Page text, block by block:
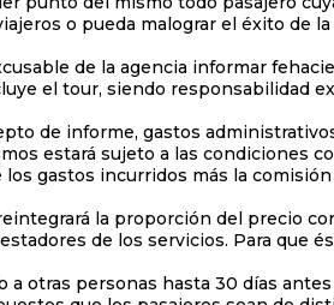
o pueda malograr el éxito de
de la agencia informar
el tour, siendo responsabilidad
de informe, gastos
estará sujeto a las condiciones
gastos incurridos más la
la proporción del precio
de los servicios. Para que
otras personas hasta 30 días